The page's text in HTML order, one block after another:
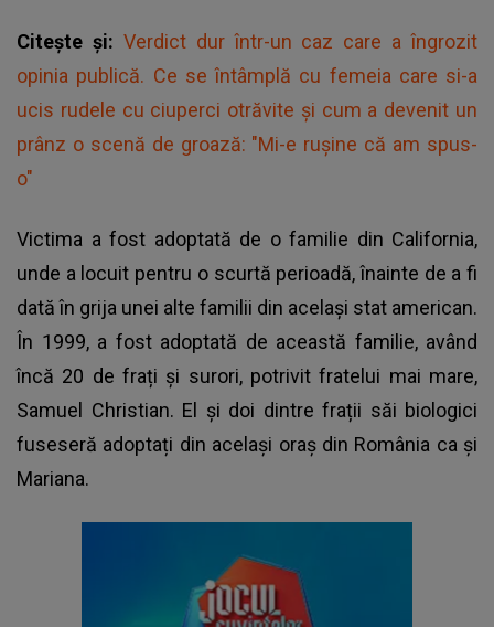
Citește și: Verdict dur într-un caz care a îngrozit
opinia publică. Ce se întâmplă cu femeia care si-a
ucis rudele cu ciuperci otrăvite și cum a devenit un
prânz o scenă de groază: "Mi-e rușine că am spus-
o"
Victima a fost adoptată de o familie din California,
unde a locuit pentru o scurtă perioadă, înainte de a fi
dată în grija unei alte familii din același stat american.
În 1999, a fost adoptată de această familie, având
încă 20 de frați și surori, potrivit fratelui mai mare,
Samuel Christian. El și doi dintre frații săi biologici
fuseseră adoptați din același oraș din România ca și
Mariana.